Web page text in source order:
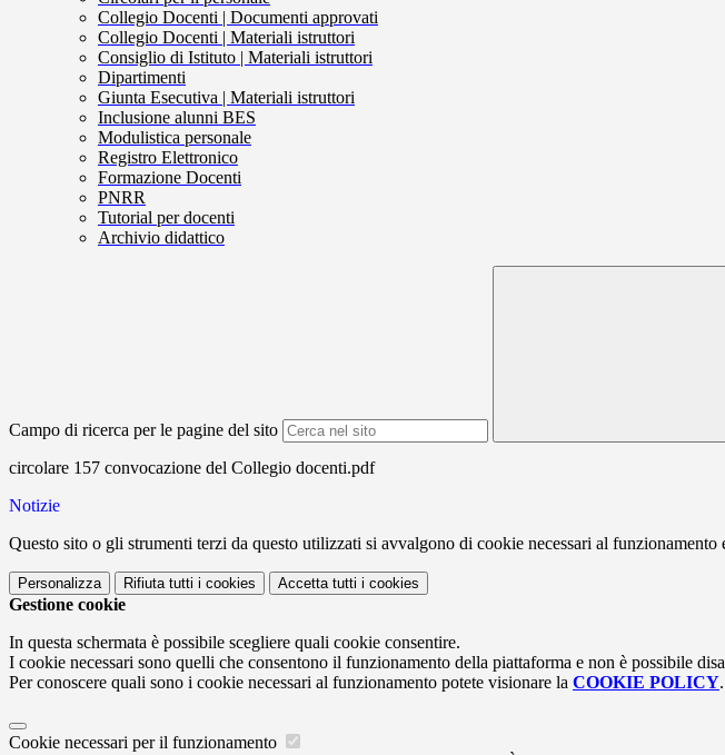
Collegio Docenti | Documenti approvati
Collegio Docenti | Materiali istruttori
Consiglio di Istituto | Materiali istruttori
Dipartimenti
Giunta Esecutiva | Materiali istruttori
Inclusione alunni BES
Modulistica personale
Registro Elettronico
Formazione Docenti
PNRR
Tutorial per docenti
Archivio didattico
Campo di ricerca per le pagine del sito
circolare 157 convocazione del Collegio docenti.pdf
Notizie
Questo sito o gli strumenti terzi da questo utilizzati si avvalgono di cookie necessari al
Personalizza Rifiuta tutti i cookies Accetta tutti i cookies
Gestione cookie
In questa schermata è possibile scegliere quali cookie consentire.
I cookie necessari sono quelli che consentono il funzionamento della piattaforma e non è possibile
Per conoscere quali sono i cookie necessari al funzionamento potete visionare la COOKIE POLICY.
Cookie necessari per il funzionamento